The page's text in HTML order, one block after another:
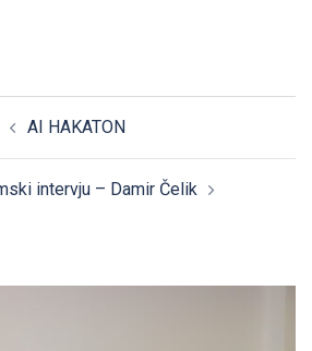
AI HAKATON
intervju – Damir Čelik